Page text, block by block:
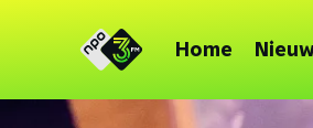
Home